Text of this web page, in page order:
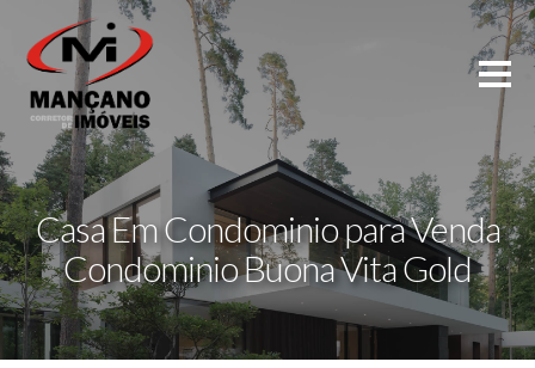
Casa Em Condominio para Venda
Condominio Buona Vita Gold